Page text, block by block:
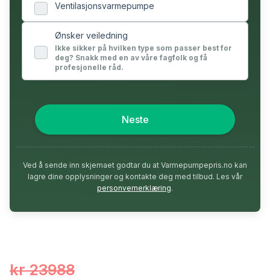
Ventilasjonsvarmepumpe
Ønsker veiledning
Ikke sikker på hvilken type som passer best for
deg? Snakk med en av våre fagfolk og få
profesjonelle råd.
Neste
Ved å sende inn skjemaet godtar du at Varmepumpepris.no kan
lagre dine opplysninger og kontakte deg med tilbud. Les vår
personvernerklæring.
kr 23988